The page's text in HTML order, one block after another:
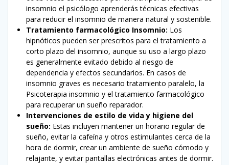
insomnio el psicólogo aprenderás técnicas efectivas
para reducir el insomnio de manera natural y sostenible.
Tratamiento farmacológico Insomnio: Los
hipnóticos pueden ser prescritos para el tratamiento a
corto plazo del insomnio, aunque su uso a largo plazo
es generalmente evitado debido al riesgo de
dependencia y efectos secundarios. En casos de
insomnio graves es necesario tratamiento paralelo, la
Psicoterapia insomnio y el tratamiento farmacológico
para recuperar un sueño reparador.
Intervenciones de estilo de vida y higiene del
sueño: Estas incluyen mantener un horario regular de
sueño, evitar la cafeína y otros estimulantes cerca de la
hora de dormir, crear un ambiente de sueño cómodo y
relajante, y evitar pantallas electrónicas antes de dormir.